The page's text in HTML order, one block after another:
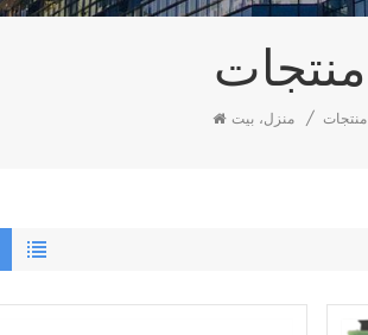
منتجات
منزل، بيت / منتجات